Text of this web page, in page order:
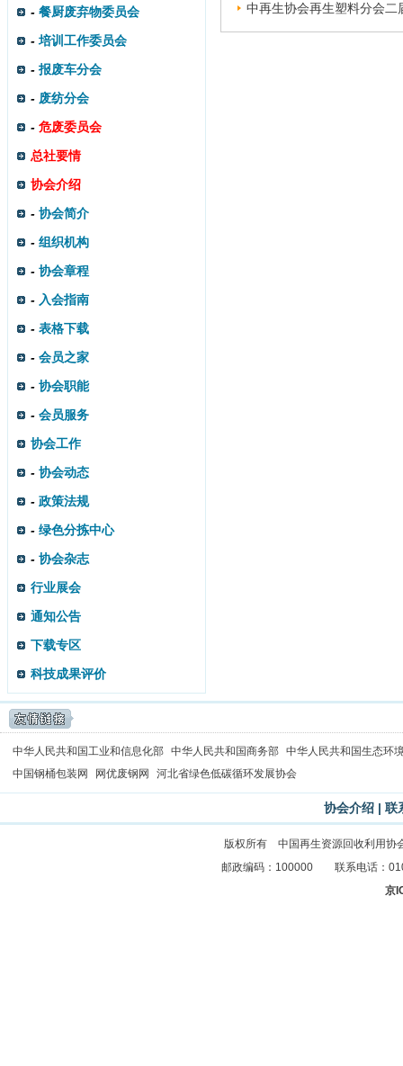
- 餐厨废弃物委员会
-培训工作委员会
- 报废车分会
- 废纺分会
- 危废委员会
总社要情
协会介绍
- 协会简介
- 组织机构
- 协会章程
- 入会指南
- 表格下载
- 会员之家
- 协会职能
- 会员服务
协会工作
- 协会动态
- 政策法规
- 绿色分拣中心
- 协会杂志
行业展会
通知公告
下载专区
科技成果评价
中再生协会再生塑料分会二
中华人民共和国工业和信息化部 中华人民共和国商务部 中华人民共和国生态环
中国钢桶包装网
网优废钢网 河北省绿色低碳循环发展协会
协会介绍 | 联
版权所有 中国再生资源回收利用
邮政编码：100000 联系电话：
京